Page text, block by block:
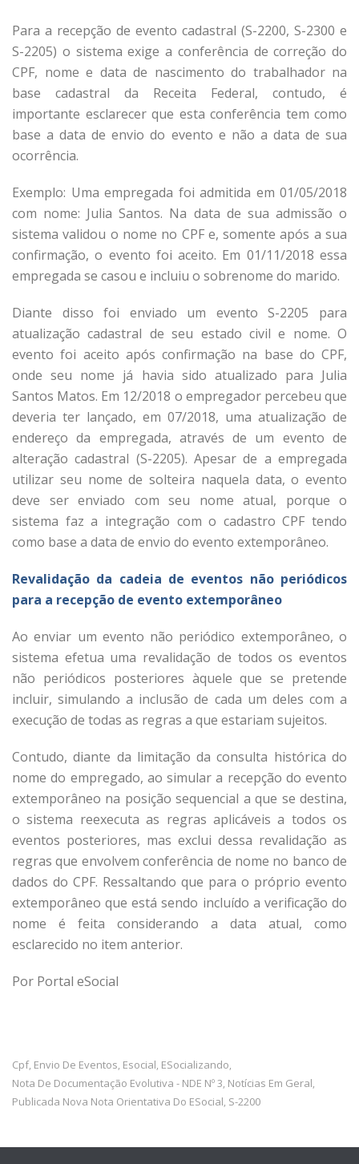
Para a recepção de evento cadastral (S-2200, S-2300 e
S-2205) o sistema exige a conferência de correção do
CPF, nome e data de nascimento do trabalhador na
base cadastral da Receita Federal, contudo, é
importante esclarecer que esta conferência tem como
base a data de envio do evento e não a data de sua
ocorrência.
Exemplo: Uma empregada foi admitida em 01/05/2018
com nome: Julia Santos. Na data de sua admissão o
sistema validou o nome no CPF e, somente após a sua
confirmação, o evento foi aceito. Em 01/11/2018 essa
empregada se casou e incluiu o sobrenome do marido.
Diante disso foi enviado um evento S-2205 para
atualização cadastral de seu estado civil e nome. O
evento foi aceito após confirmação na base do CPF,
onde seu nome já havia sido atualizado para Julia
Santos Matos. Em 12/2018 o empregador percebeu que
deveria ter lançado, em 07/2018, uma atualização de
endereço da empregada, através de um evento de
alteração cadastral (S-2205). Apesar de a empregada
utilizar seu nome de solteira naquela data, o evento
deve ser enviado com seu nome atual, porque o
sistema faz a integração com o cadastro CPF tendo
como base a data de envio do evento extemporâneo.
Revalidação da cadeia de eventos não periódicos
para a recepção de evento extemporâneo
Ao enviar um evento não periódico extemporâneo, o
sistema efetua uma revalidação de todos os eventos
não periódicos posteriores àquele que se pretende
incluir, simulando a inclusão de cada um deles com a
execução de todas as regras a que estariam sujeitos.
Contudo, diante da limitação da consulta histórica do
nome do empregado, ao simular a recepção do evento
extemporâneo na posição sequencial a que se destina,
o sistema reexecuta as regras aplicáveis a todos os
eventos posteriores, mas exclui dessa revalidação as
regras que envolvem conferência de nome no banco de
dados do CPF. Ressaltando que para o próprio evento
extemporâneo que está sendo incluído a verificação do
nome é feita considerando a data atual, como
esclarecido no item anterior.
Por Portal eSocial
Cpf, Envio De Eventos, Esocial, ESocializando,
Nota De Documentação Evolutiva - NDE Nº 3, Notícias Em Geral,
Publicada Nova Nota Orientativa Do ESocial, S-2200